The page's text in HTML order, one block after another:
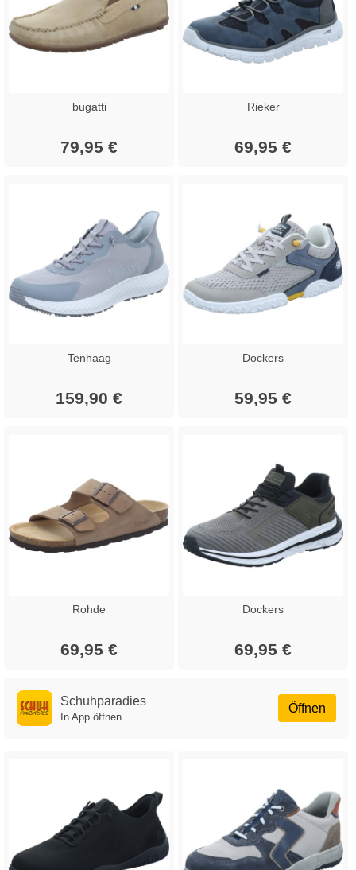
bugatti
79,95 €
Rieker
69,95 €
Tenhaag
159,90 €
Dockers
59,95 €
Rohde
69,95 €
Dockers
69,95 €
Öffnen
Schuhparadies
In App öffnen